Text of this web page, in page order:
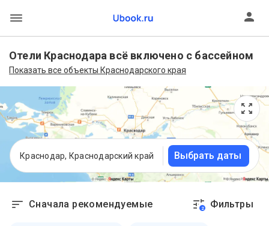
Отели Краснодара всё включено с бассейном
Показать все объекты Краснодарского края
Краснодар, Краснодарский край Выбрать даты
Сначала рекомендуемые 2 Фильтры